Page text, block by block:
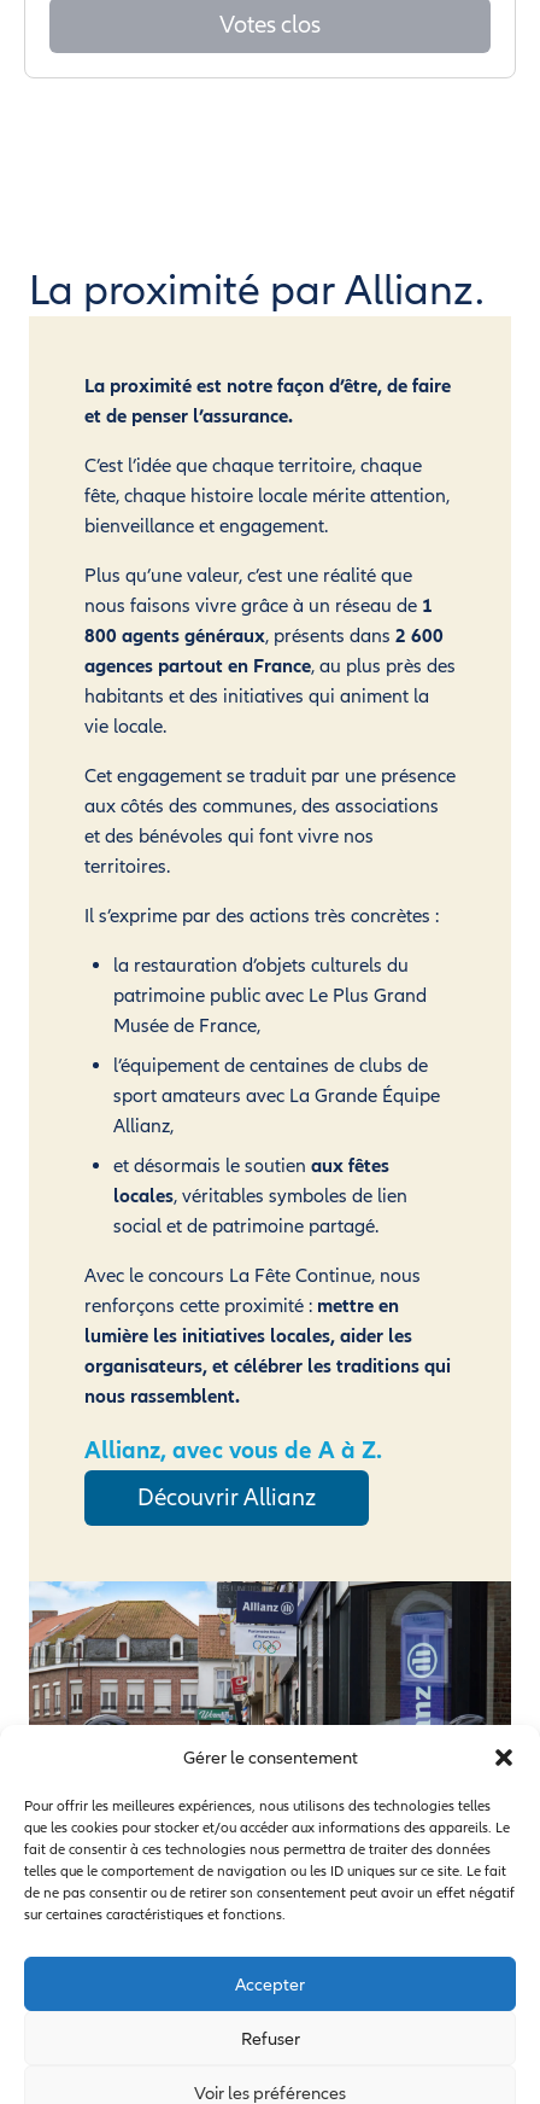
Gérer le consentement
Pour offrir les meilleures expériences, nous utilisons des technologies telles
que les cookies pour stocker et/ou accéder aux informations des appareils. Le
fait de consentir à ces technologies nous permettra de traiter des données
telles que le comportement de navigation ou les ID uniques sur ce site. Le fait
de ne pas consentir ou de retirer son consentement peut avoir un effet négatif
sur certaines caractéristiques et fonctions.
Accepter
Refuser
Voir les préférences
Votes clos
La proximité par Allianz.
La proximité est notre façon d’être, de faire
et de penser l’assurance.
C’est l’idée que chaque territoire, chaque
fête, chaque histoire locale mérite attention,
bienveillance et engagement.
Plus qu’une valeur, c’est une réalité que
nous faisons vivre grâce à un réseau de 1
800 agents généraux, présents dans 2 600
agences partout en France, au plus près des
habitants et des initiatives qui animent la
vie locale.
Cet engagement se traduit par une présence
aux côtés des communes, des associations
et des bénévoles qui font vivre nos
territoires.
Il s’exprime par des actions très concrètes :
la restauration d’objets culturels du
patrimoine public avec Le Plus Grand
Musée de France,
l’équipement de centaines de clubs de
sport amateurs avec La Grande Équipe
Allianz,
et désormais le soutien aux fêtes
locales, véritables symboles de lien
social et de patrimoine partagé.
Avec le concours La Fête Continue, nous
renforçons cette proximité : mettre en
lumière les initiatives locales, aider les
organisateurs, et célébrer les traditions qui
nous rassemblent.
Allianz, avec vous de A à Z.
Découvrir Allianz